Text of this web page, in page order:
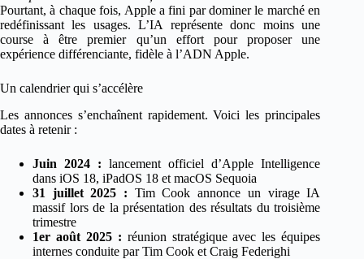
Pourtant, à chaque fois, Apple a fini par dominer le marché en
redéfinissant les usages. L’IA représente donc moins une
course à être premier qu’un effort pour proposer une
expérience différenciante, fidèle à l’ADN Apple.
Un calendrier qui s’accélère
Les annonces s’enchaînent rapidement. Voici les principales
dates à retenir :
Juin 2024 :lancement officiel d’Apple Intelligence
dans iOS 18, iPadOS 18 et macOS Sequoia
31 juillet 2025 : Tim Cook annonce un virage IA
massif lors de la présentation des résultats du troisième
trimestre
1er août 2025 : réunion stratégique avec les équipes
internes conduite par Tim Cook et Craig Federighi